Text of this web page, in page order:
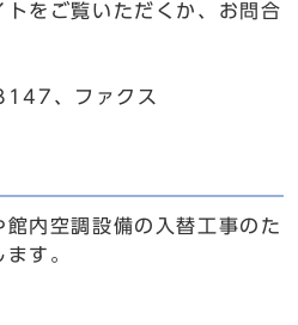
をご覧いただくか、お問合
、ファクス
内空調設備の入替工事のた
す。